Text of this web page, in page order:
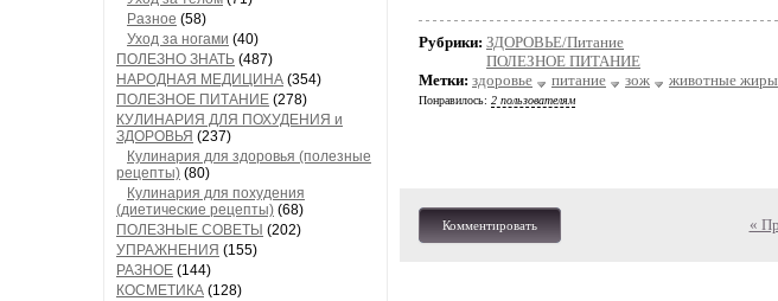
Разное (58)
Уход за ногами (40)
ПОЛЕЗНО ЗНАТЬ (487)
НАРОДНАЯ МЕДИЦИНА (354)
ПОЛЕЗНОЕ ПИТАНИЕ (278)
КУЛИНАРИЯ ДЛЯ ПОХУДЕНИЯ и
ЗДОРОВЬЯ (237)
Кулинария для здоровья (полезные
рецепты) (80)
Кулинария для похудения
(диетические рецепты) (68)
ПОЛЕЗНЫЕ СОВЕТЫ (202)
УПРАЖНЕНИЯ (155)
РАЗНОЕ (144)
КОСМЕТИКА (128)
Рубрики: ЗДОРОВЬЕ/Питание
ПОЛЕЗНОЕ ПИТАНИЕ
Метки: здоровье питание зож животные жиры
Понравилось: 2 пользователям
Комментировать «